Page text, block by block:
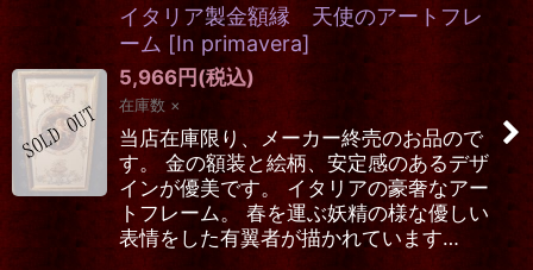
イタリア製金額縁 天使のアートフレ
ーム [In primavera]
5,966円 (税込)
在庫数 ×
当店在庫限り、メーカー終売のお品ので
す。 金の額装と絵柄、安定感のあるデザ
インが優美です。 イタリアの豪奢なアー
トフレーム。 春を運ぶ妖精の様な優しい
表情をした有翼者が描かれています…